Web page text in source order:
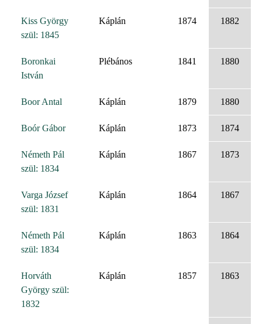
Kiss György
szül: 1845
Káplán 1874 1882
Boronkai
István
Plébános 1841 1880
Boor Antal Káplán 1879 1880
Boór Gábor Káplán 1873 1874
Németh Pál
szül: 1834
Káplán 1867 1873
Varga József
szül: 1831
Káplán 1864 1867
Németh Pál
szül: 1834
Káplán 1863 1864
Horváth
György szül:
1832
Káplán 1857 1863